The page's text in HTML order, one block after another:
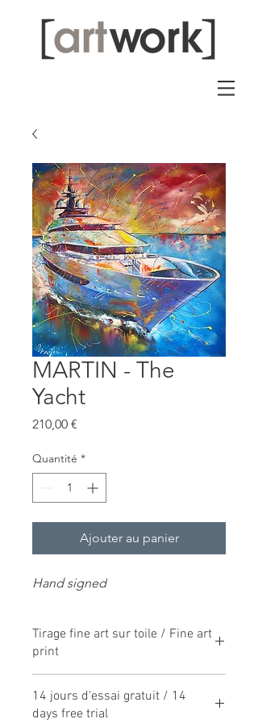
MARTIN - The
Yacht
210,00 €
Quantité *
Ajouter au panier
Hand signed
Tirage fine art sur toile / Fine art
print
Limited serie of 20 canvas
14 jours d'essai gratuit / 14
days free trial